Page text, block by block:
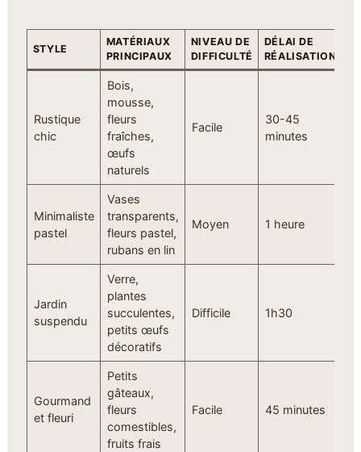
STYLE
MATÉRIAUX
PRINCIPAUX
NIVEAU DE
DIFFICULTÉ
DÉLAI DE
RÉALISATION
Rustique
chic
Bois,
mousse,
fleurs
fraîches,
œufs
naturels
Facile
30-45
minutes
Minimaliste
pastel
Vases
transparents,
fleurs pastel,
rubans en lin
Moyen 1 heure
Jardin
suspendu
Verre,
plantes
succulentes,
petits œufs
décoratifs
Difficile 1h30
Gourmand
et fleuri
Petits
gâteaux,
fleurs
comestibles,
fruits frais
Facile 45 minutes